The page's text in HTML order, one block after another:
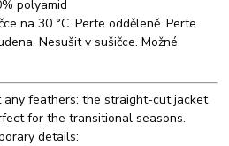
polyamid
na 30 °C. Perte odděleně. Perte
Nesušit v sušičce. Možné
feathers: the straight-cut jacket
for the transitional seasons.
details: